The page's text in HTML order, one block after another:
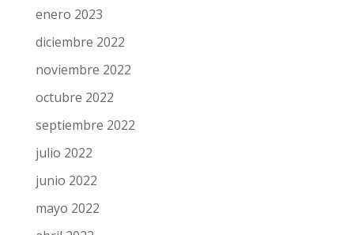
enero 2023
diciembre 2022
noviembre 2022
octubre 2022
septiembre 2022
julio 2022
junio 2022
mayo 2022